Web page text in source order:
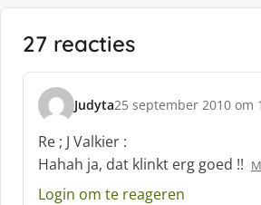
27 reacties
Judyta
s
c
h
r
e
25 september 2010 om
Re ; J Valkier :
Hahah ja, dat klinkt erg goed !!
Login om te reageren